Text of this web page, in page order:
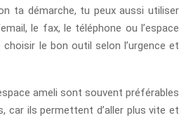
ta démarche, tu peux aussi utiliser
le fax, le téléphone ou l’espace
choisir le bon outil selon l’urgence et
ameli sont souvent préférables
car ils permettent d’aller plus vite et